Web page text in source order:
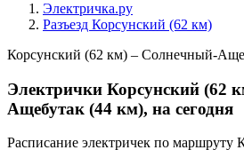
Электричка.ру
Разъезд Корсунский (62 км)
Корсунский (62 км) – Солнечный-
Электрички Корсунский (62
Ащебутак (44 км), на сегодня
Расписание электричек по маршруту